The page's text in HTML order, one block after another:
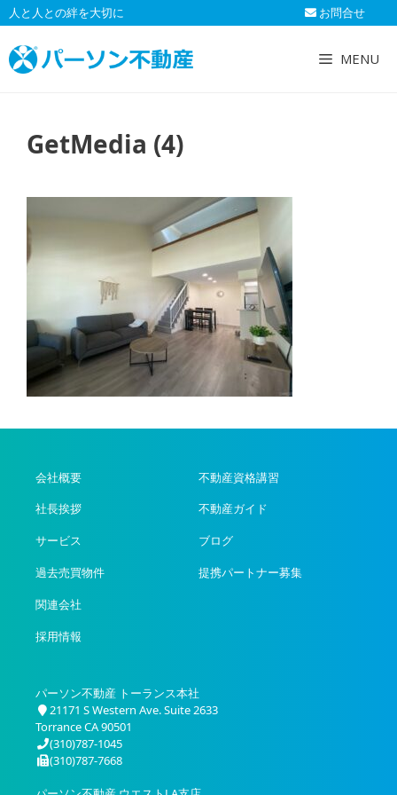
コ
ン
テ
ン
人と人との絆を大切に お問合せ
MENU
GetMedia (4)
会社概要
社長挨拶
サービス
過去売買物件
関連会社
採用情報
不動産資格講習
不動産ガイド
ブログ
提携パートナー募集
パーソン不動産 トーランス本社
21171 S Western Ave. Suite 2633
Torrance CA 90501
(310)787-1045
(310)787-7668